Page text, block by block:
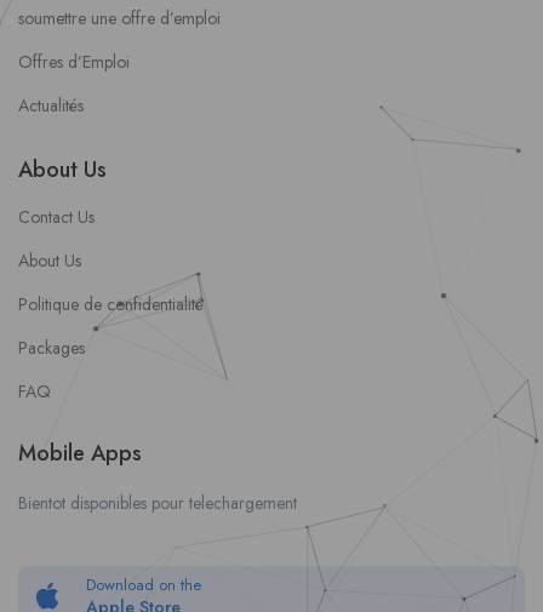
soumettre une offre d’emploi
Offres d’Emploi
Actualités
About Us
Contact Us
About Us
Politique de confidentialité
Packages
FAQ
Mobile Apps
Bientot disponibles pour telechargement
Download on the